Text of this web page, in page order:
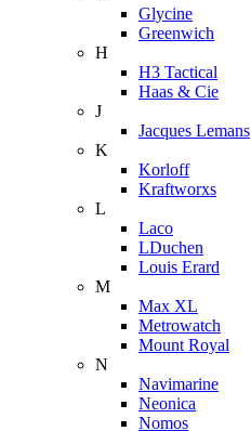
Glycine
Greenwich
H
H3 Tactical
Haas & Cie
J
Jacques Lemans
K
Korloff
Kraftworxs
L
Laco
LDuchen
Louis Erard
M
Max XL
Metrowatch
Mount Royal
N
Navimarine
Neonica
Nomos